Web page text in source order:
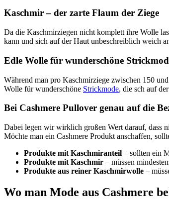
Kaschmir – der zarte Flaum der Ziege
Da die Kaschmirziegen nicht komplett ihre Wolle
kann und sich auf der Haut unbeschreiblich weich
Edle Wolle für wunderschöne
Während man pro Kaschmirziege zwischen 150
Wolle für wunderschöne Strickmode, die sch auf
Bei Cashmere Pullover genau auf die
Dabei legen wir wirklich großen Wert darauf, dass
Möchte man ein Cashmere Produkt anschaffen,
Produkte mit Kaschmiranteil – sollten ein
Produkte mit Kaschmir – müssen
Produkte aus reiner Kaschmirwolle –
Wo man Mode aus Cashmere